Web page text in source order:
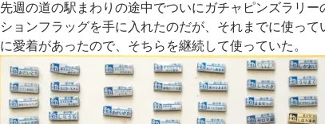
先週の道の駅まわりの途中でついにガチャピンズラリー
ションフラッグを手に入れたのだが、それまでに使って
に愛着があったので、そちらを継続して使っていた。